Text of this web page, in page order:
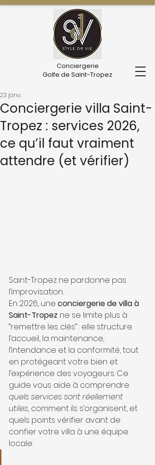
Conciergerie
Golfe de Saint-Tropez
Conciergerie villa Saint-
Tropez : services 2026,
ce qu’il faut vraiment
attendre (et vérifier)
23 janv.
Saint-Tropez ne pardonne pas
l’improvisation.
En 2026, une conciergerie de villa à
Saint-Tropez ne se limite plus à
“remettre les clés” : elle structure
l’accueil, la maintenance,
l’intendance et la conformité, tout
en protégeant votre bien et
l’expérience des voyageurs. Ce
guide vous aide à comprendre
quels services sont réellement
utiles, comment ils s’organisent, et
quels points vérifier avant de
confier votre villa à une équipe
locale.